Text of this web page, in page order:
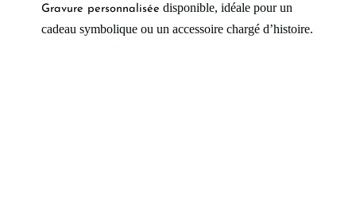
Gravure personnalisée disponible, idéale pour un
cadeau symbolique ou un accessoire chargé d’histoire.